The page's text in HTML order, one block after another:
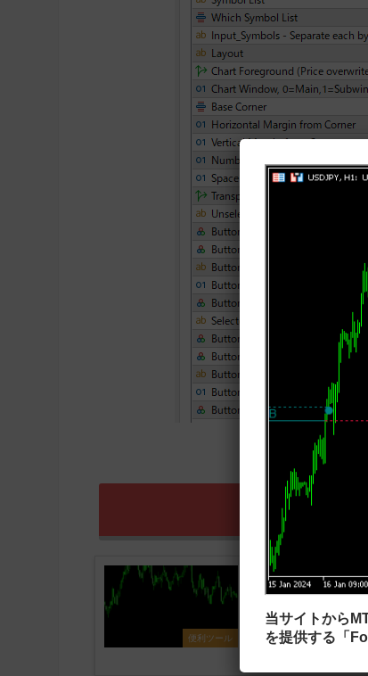
便利ツール
チャートの時間軸
SYMBOLS」
チャート上に表示され
ト左下に4つのボタンが
クリックすると銘柄が
当サイトから
を提供する「